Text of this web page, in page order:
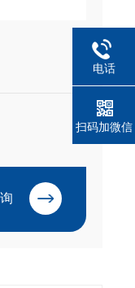
电话
扫码加微信